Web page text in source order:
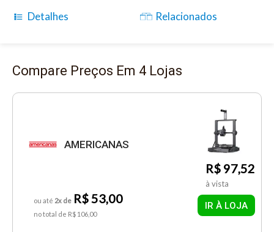
Detalhes
Relacionados
Compare Preços Em 4 Lojas
AMERICANAS
R$ 97,52
à vista
ou até 2x de R$ 53,00
no total de R$ 106,00
IR À LOJA